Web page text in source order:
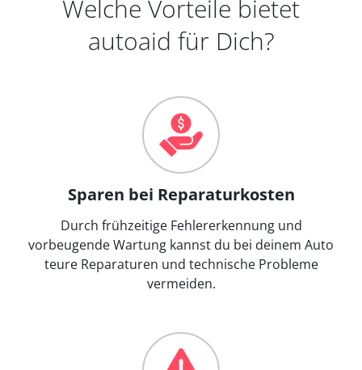
Welche Vorteile bietet
autoaid für Dich?
Sparen bei Reparaturkosten
Durch frühzeitige Fehlererkennung und
vorbeugende Wartung kannst du bei deinem Auto
teure Reparaturen und technische Probleme
vermeiden.